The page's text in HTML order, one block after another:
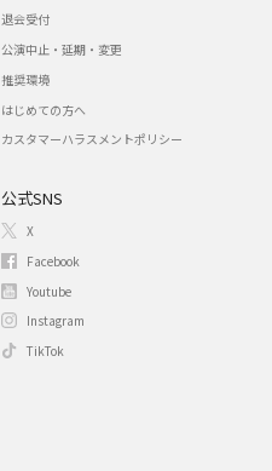
退会受付
公演中止・延期・変更
推奨環境
はじめての方へ
カスタマーハラスメントポリシー
公式SNS
X
Facebook
Youtube
Instagram
TikTok